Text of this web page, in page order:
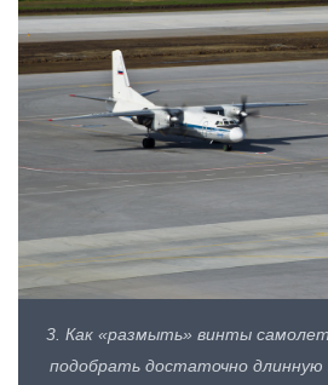
3. Как «размыть» винты
подобрать достаточно